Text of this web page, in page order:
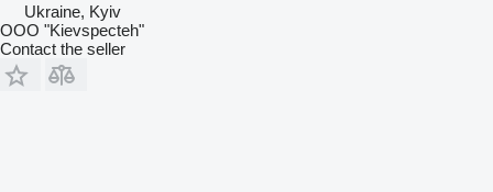
Ukraine, Kyiv
OOO "Kievspecteh"
Contact the seller